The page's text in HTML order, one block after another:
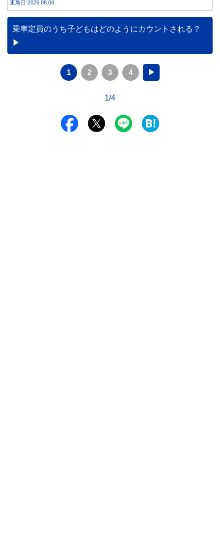
更新日:2026.08.04
乗車定員のうち子どもはどのようにカウントされる？
1 2 3 4 ▶
1/4